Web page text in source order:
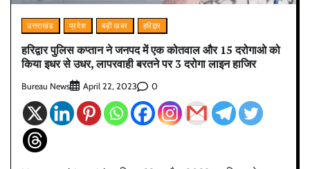
उत्तराखंड प्रदेश बड़ी खबर हरिद्वार
हरिद्वार पुलिस कप्तान ने जनपद में एक कोतवाल और 15 दरोगाओ को
किया इधर से उधर, लापरवाही बरतने पर 3 दरोगा लाइन हाजिर
Bureau News April 22, 2023 0